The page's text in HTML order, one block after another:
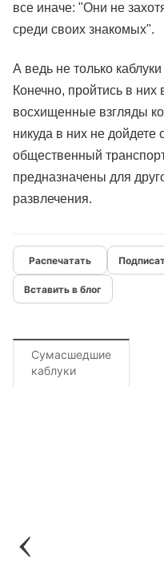
все иначе: "Они не
среди своих знакомых".
А ведь не только
Конечно, пройтись в
восхищенные взгляды
никуда в них не дойдете
общественный
предназначены для
развлечения.
Вставить в блог
Сумасшедшие
каблуки